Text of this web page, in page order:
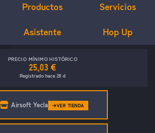
Productos Servicios
Asistente Hop Up
PRECIO MÍNIMO HISTÓRICO
25,03 €
Registrado hace 28 d
Airsoft Yecla VER TIENDA